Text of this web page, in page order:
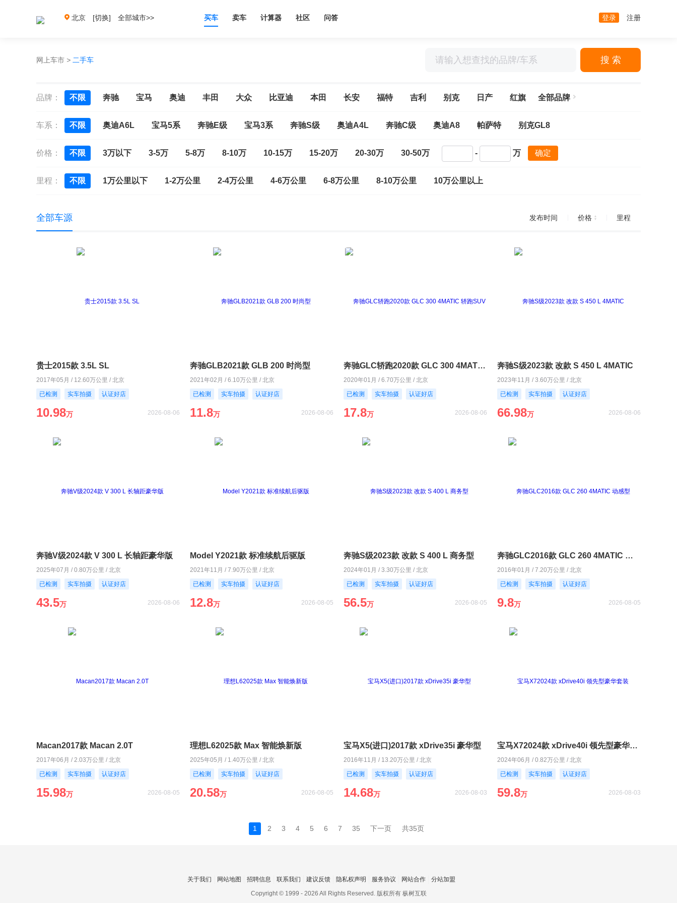
北京 [切换] 全部城市>> 买车 卖车 计算器 社区 问答 登录 注册
网上车市 > 二手车 搜 索
品牌： 不限 奔驰 宝马 奥迪 丰田 大众 比亚迪 本田 长安 福特 吉利 别克 日产 红旗 全部品牌
车系： 不限 奥迪A6L 宝马5系 奔驰E级 宝马3系 奔驰S级 奥迪A4L 奔驰C级 奥迪A8 帕萨特 别克GL8
价格： 不限 3万以下 3-5万 5-8万 8-10万 10-15万 15-20万 20-30万 30-50万 - 万 确定
里程： 不限 1万公里以下 1-2万公里 2-4万公里 4-6万公里 6-8万公里 8-10万公里 10万公里以上
全部车源 发布时间 价格 里程
贵士2015款 3.5L SL
2017年05月 / 12.60万公里 / 北京
已检测
实车拍摄 认证好店
10.98万 2026-08-06
奔驰GLB2021款 GLB 200 时尚型
2021年02月 / 6.10万公里 / 北京
已检测
实车拍摄 认证好店
11.8万 2026-08-06
奔驰GLC轿跑2020款 GLC 300 4MATIC 轿跑SUV
2020年01月 / 6.70万公里 / 北京
已检测
实车拍摄 认证好店
17.8万 2026-08-06
奔驰S级2023款 改款 S 450 L 4MATIC
2023年11月 / 3.60万公里 / 北京
已检测
实车拍摄 认证好店
66.98万 2026-08-06
奔驰V级2024款 V 300 L 长轴距豪华版
2025年07月 / 0.80万公里 / 北京
已检测
实车拍摄 认证好店
43.5万 2026-08-06
Model Y2021款 标准续航后驱版
2021年11月 / 7.90万公里 / 北京
已检测
实车拍摄 认证好店
12.8万 2026-08-05
奔驰S级2023款 改款 S 400 L 商务型
2024年01月 / 3.30万公里 / 北京
已检测
实车拍摄 认证好店
56.5万 2026-08-05
奔驰GLC2016款 GLC 260 4MATIC 动感型
2016年01月 / 7.20万公里 / 北京
已检测
实车拍摄 认证好店
9.8万 2026-08-05
Macan2017款 Macan 2.0T
2017年06月 / 2.03万公里 / 北京
已检测
实车拍摄 认证好店
15.98万 2026-08-05
理想L62025款 Max 智能焕新版
2025年05月 / 1.40万公里 / 北京
已检测
实车拍摄 认证好店
20.58万 2026-08-05
宝马X5(进口)2017款 xDrive35i 豪华型
2016年11月 / 13.20万公里 / 北京
已检测
实车拍摄 认证好店
14.68万 2026-08-03
宝马X72024款 xDrive40i 领先型豪华套装
2024年06月 / 0.82万公里 / 北京
已检测
实车拍摄 认证好店
59.8万 2026-08-03
1 2 3 4 5 6 7 35 下一页 共35页
关于我们 网站地图 招聘信息 联系我们 建议反馈 隐私权声明 服务协议 网站合作
分站加盟
Copyright © 1999 - 2026 All Rights Reserved. 版权所有 枞树互联